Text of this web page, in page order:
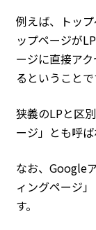
例えば、トッ
ップページが
ージに直接ア
るということで
狭義のLPと区
ージ」とも呼ば
なお、Google
ィングページ
す。